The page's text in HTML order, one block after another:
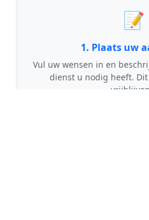
📝
1. Plaats uw
Vul uw wensen in en
dienst u nodig heeft.